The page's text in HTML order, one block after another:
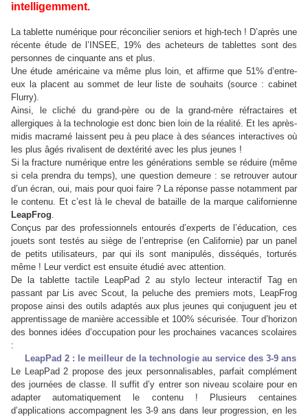
intelligemment.
La tablette numérique pour réconcilier seniors et high-tech ! D’après une
récente étude de l’INSEE, 19% des acheteurs de tablettes sont des
personnes de cinquante ans et plus.
Une étude américaine va même plus loin, et affirme que 51% d’entre-
eux la placent au sommet de leur liste de souhaits (source : cabinet
Flurry).
Ainsi, le cliché du grand-père ou de la grand-mère réfractaires et
allergiques à la technologie est donc bien loin de la réalité. Et les après-
midis macramé laissent peu à peu place à des séances interactives où
les plus âgés rivalisent de dextérité avec les plus jeunes !
Si la fracture numérique entre les générations semble se réduire (même
si cela prendra du temps), une question demeure : se retrouver autour
d’un écran, oui, mais pour quoi faire ? La réponse passe notamment par
le contenu. Et c’est là le cheval de bataille de la marque californienne
LeapFrog.
Conçus par des professionnels entourés d’experts de l’éducation, ces
jouets sont testés au siège de l’entreprise (en Californie) par un panel
de petits utilisateurs, par qui ils sont manipulés, disséqués, torturés
même ! Leur verdict est ensuite étudié avec attention.
De la tablette tactile LeapPad 2 au stylo lecteur interactif Tag en
passant par Lis avec Scout, la peluche des premiers mots, LeapFrog
propose ainsi des outils adaptés aux plus jeunes qui conjuguent jeu et
apprentissage de manière accessible et 100% sécurisée. Tour d’horizon
des bonnes idées d’occupation pour les prochaines vacances scolaires
:
LeapPad 2 : le meilleur de la technologie au service des 3-9 ans
Le LeapPad 2 propose des jeux personnalisables, parfait complément
des journées de classe. Il suffit d’y entrer son niveau scolaire pour en
adapter automatiquement le contenu ! Plusieurs centaines
d’applications accompagnent les 3-9 ans dans leur progression, en les